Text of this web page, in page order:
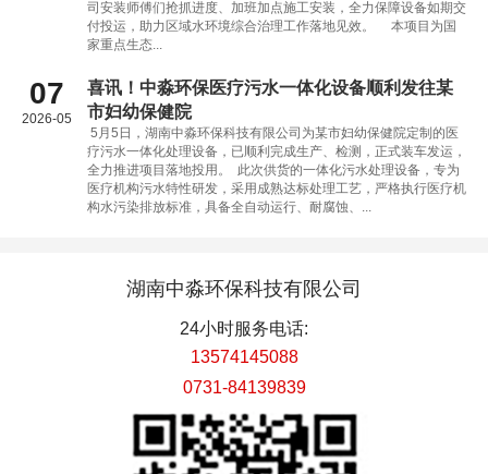
司安装师傅们抢抓进度、加班加点施工安装，全力保障设备如期交
付投运，助力区域水环境综合治理工作落地见效。 本项目为国
家重点生态...
07
2026-05
喜讯！中淼环保医疗污水一体化设备顺利发往某
市妇幼保健院
5月5日，湖南中淼环保科技有限公司为某市妇幼保健院定制的医
疗污水一体化处理设备，已顺利完成生产、检测，正式装车发运，
全力推进项目落地投用。 此次供货的一体化污水处理设备，专为
医疗机构污水特性研发，采用成熟达标处理工艺，严格执行医疗机
构水污染排放标准，具备全自动运行、耐腐蚀、...
湖南中淼环保科技有限公司
24小时服务电话:
13574145088
0731-84139839